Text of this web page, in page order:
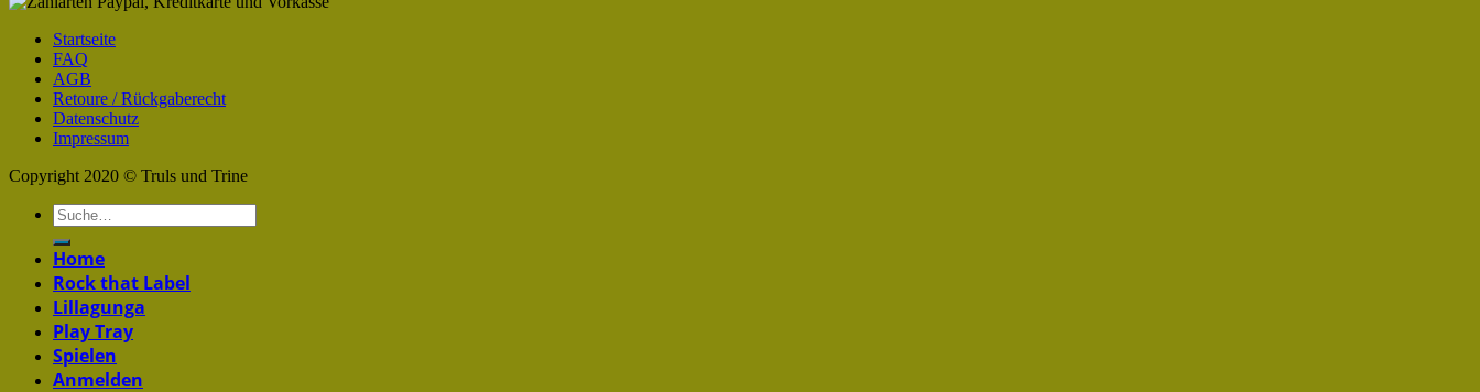
Startseite
FAQ
AGB
Retoure / Rückgaberecht
Datenschutz
Impressum
Copyright 2020 © Truls und Trine
Home
Rock that Label
Lillagunga
Play Tray
Spielen
Anmelden